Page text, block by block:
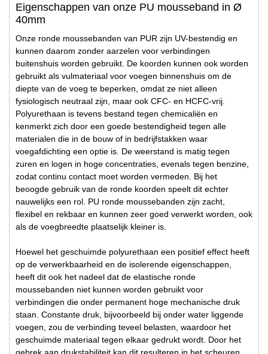
Eigenschappen van onze PU mousseband in Ø
40mm
Onze ronde moussebanden van PUR zijn UV-bestendig en
kunnen daarom zonder aarzelen voor verbindingen
buitenshuis worden gebruikt. De koorden kunnen ook worden
gebruikt als vulmateriaal voor voegen binnenshuis om de
diepte van de voeg te beperken, omdat ze niet alleen
fysiologisch neutraal zijn, maar ook CFC- en HCFC-vrij.
Polyurethaan is tevens bestand tegen chemicaliën en
kenmerkt zich door een goede bestendigheid tegen alle
materialen die in de bouw of in bedrijfstakken waar
voegafdichting een optie is. De weerstand is matig tegen
zuren en logen in hoge concentraties, evenals tegen benzine,
zodat continu contact moet worden vermeden. Bij het
beoogde gebruik van de ronde koorden speelt dit echter
nauwelijks een rol. PU ronde moussebanden zijn zacht,
flexibel en rekbaar en kunnen zeer goed verwerkt worden, ook
als de voegbreedte plaatselijk kleiner is.
Hoewel het geschuimde polyurethaan een positief effect heeft
op de verwerkbaarheid en de isolerende eigenschappen,
heeft dit ook het nadeel dat de elastische ronde
moussebanden niet kunnen worden gebruikt voor
verbindingen die onder permanent hoge mechanische druk
staan. Constante druk, bijvoorbeeld bij onder water liggende
voegen, zou de verbinding teveel belasten, waardoor het
geschuimde materiaal tegen elkaar gedrukt wordt. Door het
gebrek aan drukstabiliteit kan dit resulteren in het scheuren